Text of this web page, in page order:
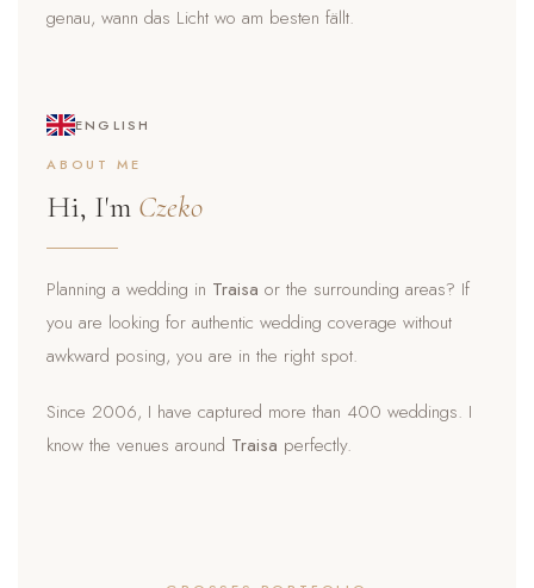
genau, wann das Licht wo am besten fällt.
ENGLISH
ABOUT ME
Hi, I'm Czeko
Planning a wedding in Traisa or the surrounding areas? If
you are looking for authentic wedding coverage without
awkward posing, you are in the right spot.
Since 2006, I have captured more than 400 weddings. I
know the venues around Traisa perfectly.